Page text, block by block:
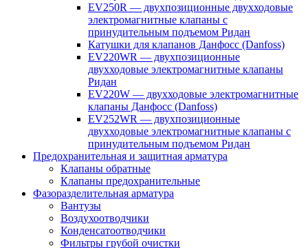
EV250R — двухпозиционные двухходовые
электромагнитные клапаны с
принудительным подъемом Ридан
Катушки для клапанов Данфосс (Danfoss)
EV220WR — двухпозиционные
двухходовые электромагнитные клапаны
Ридан
EV220W — двухходовые электромагнитные
клапаны Данфосс (Danfoss)
EV252WR — двухпозиционные
двухходовые электромагнитные клапаны с
принудительным подъемом Ридан
Предохранительная и защитная арматура
Клапаны обратные
Клапаны предохранительные
Фазоразделительная арматура
Вантузы
Воздухоотводчики
Конденсатоотводчики
Фильтры грубой очистки